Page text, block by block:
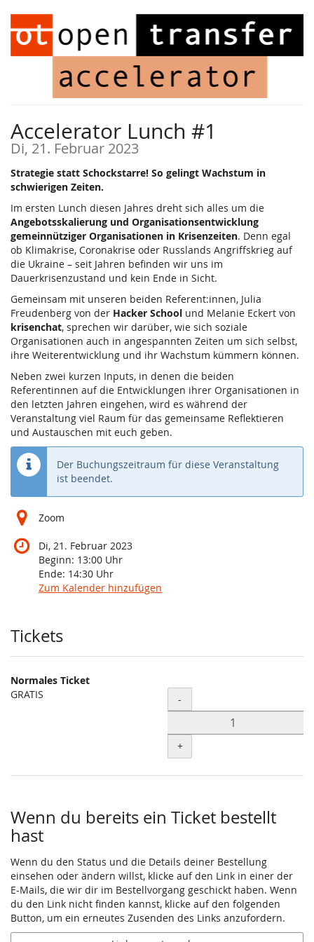
Zum
Haupt-
Inhalt
springen
Accelerator Lunch #1
Di, 21. Februar 2023
Strategie statt Schockstarre! So gelingt Wachstum in
schwierigen Zeiten.
Im ersten Lunch diesen Jahres dreht sich alles um die
Angebotsskalierung und Organisationsentwicklung
gemeinnütziger Organisationen in Krisenzeiten. Denn egal
ob Klimakrise, Coronakrise oder Russlands Angriffskrieg auf
die Ukraine – seit Jahren befinden wir uns im
Dauerkrisenzustand und kein Ende in Sicht.
Gemeinsam mit unseren beiden Referent:innen, Julia
Freudenberg von der Hacker School und Melanie Eckert von
krisenchat, sprechen wir darüber, wie sich soziale
Organisationen auch in angespannten Zeiten um sich selbst,
ihre Weiterentwicklung und ihr Wachstum kümmern können.
Neben zwei kurzen Inputs, in denen die beiden
Referentinnen auf die Entwicklungen ihrer Organisationen in
den letzten Jahren eingehen, wird es während der
Veranstaltung viel Raum für das gemeinsame Reflektieren
und Austauschen mit euch geben.
Der Buchungszeitraum für diese Veranstaltung
ist beendet.
Zoom
Di, 21. Februar 2023
Beginn: 13:00 Uhr
Ende: 14:30 Uhr
Zum Kalender hinzufügen
Produkte
Tickets
Normales Ticket
GRATIS
Menge
-
+
Wenn du bereits ein Ticket bestellt
hast
Wenn du den Status und die Details deiner Bestellung
einsehen oder ändern willst, klicke auf den Link in einer der
E-Mails, die wir dir im Bestellvorgang geschickt haben. Wenn
du den Link nicht finden kannst, klicke auf den folgenden
Button, um ein erneutes Zusenden des Links anzufordern.